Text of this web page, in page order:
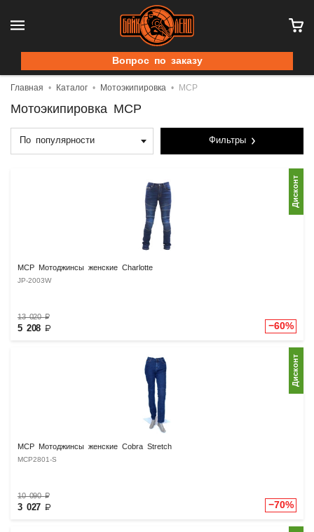
Вопрос по заказу
Главная Каталог Мотоэкипировка MCP
Мотоэкипировка MCP
По популярности Фильтры
MCP Мотоджинсы женские Charlotte
JP-2003W
13 020₽
5 208 ₽ −60%
Дисконт
MCP Мотоджинсы женские Cobra Stretch
MCP2801-S
10 090₽
3 027 ₽ −70%
Дисконт